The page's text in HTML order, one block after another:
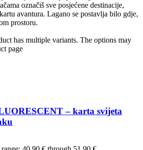
označiš sve posjećene destinacije,
avantura. Lagano se postavlja bilo gdje,
prostoru.
has multiple variants. The options may
page
– karta svijeta